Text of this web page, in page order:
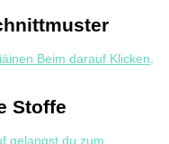
Stoffe